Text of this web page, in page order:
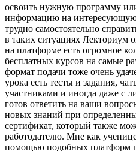
освоить нужную программу
информацию на интересующую
трудно самостоятельно
в таких ситуациях Лекториум
на платформе есть огромное
бесплатных курсов на самые
формат подачи тоже очень
урока есть тесты и задания,
участниками и иногда даже с
готов ответить на ваши
новых знаний при
сертификат, который также
работодателю. Мне как
помощью подобных платформ